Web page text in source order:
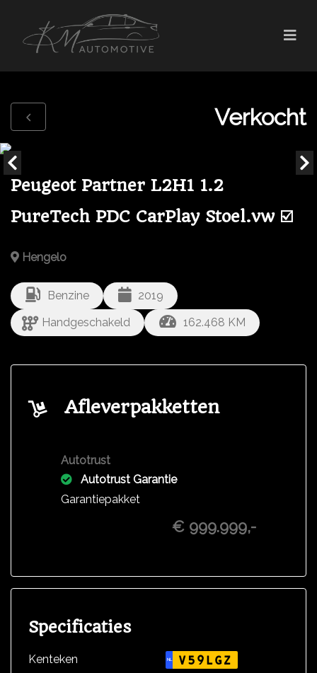
Verkocht
Peugeot Partner L2H1 1.2
PureTech PDC CarPlay Stoel.vw ☑️
Hengelo
Benzine
2019
Handgeschakeld
162.468 KM
Afleverpakketten
Autotrust
Autotrust Garantie
Garantiepakket
€ 999.999,-
Specificaties
Kenteken NL V59LGZ